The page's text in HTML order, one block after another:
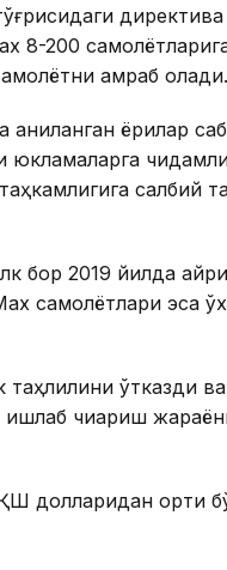
8-200
қамраб олади.
ёриқлар
юкламаларга
салбий
бор 2019 йилда
самолётлари эса
таҳлилини ўтказди
чиқариш
долларидан ортиқ